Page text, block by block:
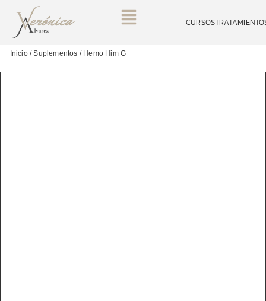
CURSOS
Inicio/Suplementos / Hemo Him G